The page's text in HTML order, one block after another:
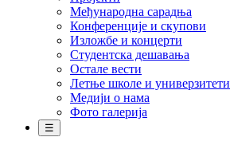
Међународна сарадња
Конференције и скупови
Изложбе и концерти
Студентска дешавања
Остале вести
Летње школе и универзитети
Медији о нама
Фото галерија
☰